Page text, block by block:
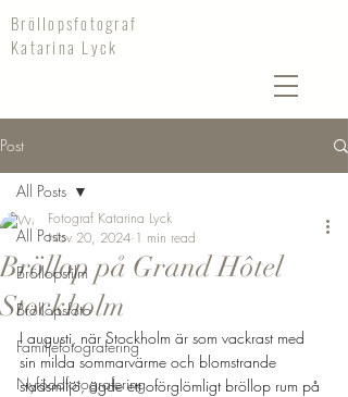
Bröllopsfotograf
Katarina Lyck
Post
All Posts
Bröllopsfilm
Bröllopsfoto
Familjefotografering
Nyföddfotografering
All Posts
Bröllop på Grand Hôtel
Stockholm
Fotograf Katarina Lyck
Nov 20, 2024 1 min read
I augusti, när Stockholm är som vackrast med
sin milda sommarvärme och blomstrande
stadsmiljö, ägde ett oförglömligt bröllop rum på